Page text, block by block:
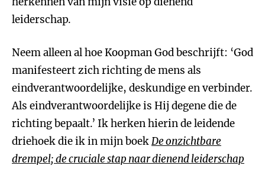
leiderschap.
Neem alleen al hoe Koopman God beschrijft: ‘God
manifesteert zich richting de mens als
eindverantwoordelijke, deskundige en verbinder.
Als eindverantwoordelijke is Hij degene die de
richting bepaalt.’ Ik herken hierin de leidende
driehoek die ik in mijn boekDe onzichtbare
drempel; de cruciale stap naar dienend leiderschap